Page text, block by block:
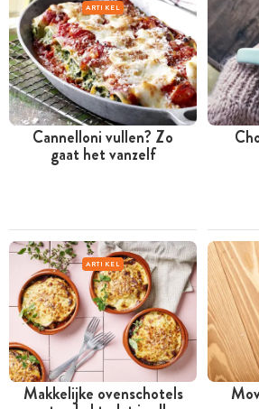
ARTIKEL
Cannelloni vullen? Zo
gaat het vanzelf
ARTIKEL
Makkelijke ovenschotels